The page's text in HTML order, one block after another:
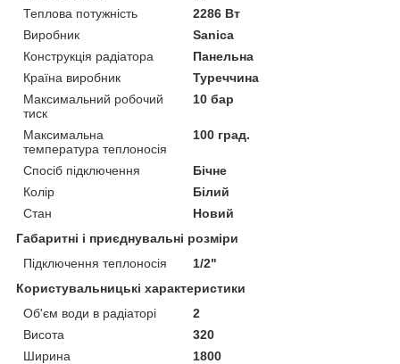
Теплова потужність
2286 Вт
Виробник
Sanica
Конструкція радіатора
Панельна
Країна виробник
Туреччина
Максимальний робочий
тиск
10 бар
Максимальна
температура теплоносія
100 град.
Спосіб підключення
Бічне
Колір
Білий
Стан
Новий
Габаритні і приєднувальні розміри
Підключення теплоносія
1/2"
Користувальницькі характеристики
Об'єм води в радіаторі
2
Висота
320
Ширина
1800